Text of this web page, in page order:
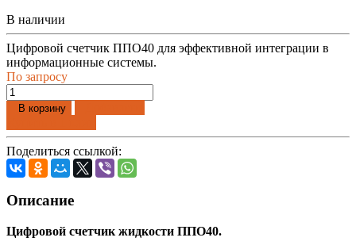
В наличии
Цифровой счетчик ППО40 для эффективной интеграции в
информационные системы.
По запросу
В корзину
Поделиться ссылкой:
Описание
Цифровой счетчик жидкости ППО40.